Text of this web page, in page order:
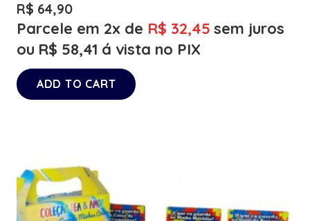
R$ 64,90
Parcele em 2x de R$ 32,45 sem juros
ou R$ 58,41 á vista no PIX
ADD TO CART